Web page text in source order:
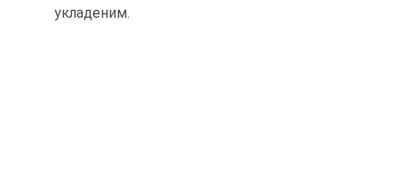
укладеним.